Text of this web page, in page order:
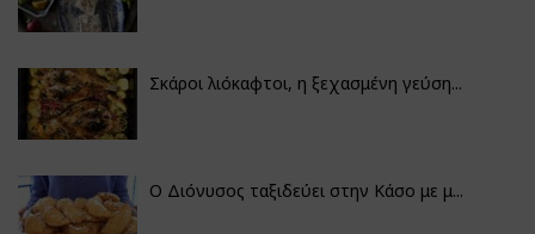
Σκάροι λιόκαφτοι, η ξεχασμένη γεύση...
Ο Διόνυσος ταξιδεύει στην Κάσο με μ...